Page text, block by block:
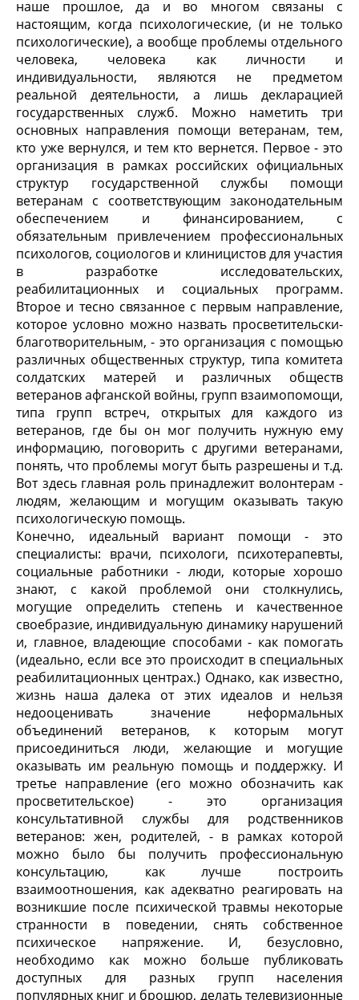
наше прошлое, да и во многом связаны с
настоящим, когда психологические, (и не только
психологические), а вообще проблемы отдельного
человека, человека как личности и
индивидуальности, являются не предметом
реальной деятельности, а лишь декларацией
государственных служб. Можно наметить три
основных направления помощи ветеранам, тем,
кто уже вернулся, и тем кто вернется. Первое - это
организация в рамках российских официальных
структур государственной службы помощи
ветеранам с соответствующим законодательным
обеспечением и финансированием, с
обязательным привлечением профессиональных
психологов, социологов и клиницистов для участия
в разработке исследовательских,
реабилитационных и социальных программ.
Второе и тесно связанное с первым направление,
которое условно можно назвать просветительски-
благотворительным, - это организация с помощью
различных общественных структур, типа комитета
солдатских матерей и различных обществ
ветеранов афганской войны, групп взаимопомощи,
типа групп встреч, открытых для каждого из
ветеранов, где бы он мог получить нужную ему
информацию, поговорить с другими ветеранами,
понять, что проблемы могут быть разрешены и т.д.
Вот здесь главная роль принадлежит волонтерам -
людям, желающим и могущим оказывать такую
психологическую помощь.
Конечно, идеальный вариант помощи - это
специалисты: врачи, психологи, психотерапевты,
социальные работники - люди, которые хорошо
знают, с какой проблемой они столкнулись,
могущие определить степень и качественное
своебразие, индивидуальную динамику нарушений
и, главное, владеющие способами - как помогать
(идеально, если все это происходит в специальных
реабилитационных центрах.) Однако, как известно,
жизнь наша далека от этих идеалов и нельзя
недооценивать значение неформальных
объединений ветеранов, к которым могут
присоединиться люди, желающие и могущие
оказывать им реальную помощь и поддержку. И
третье направление (его можно обозначить как
просветительское) - это организация
консультативной службы для родственников
ветеранов: жен, родителей, - в рамках которой
можно было бы получить профессиональную
консультацию, как лучше построить
взаимоотношения, как адекватно реагировать на
возникшие после психической травмы некоторые
странности в поведении, снять собственное
психическое напряжение. И, безусловно,
необходимо как можно больше публиковать
доступных для разных групп населения
популярных книг и брошюр, делать телевизионные